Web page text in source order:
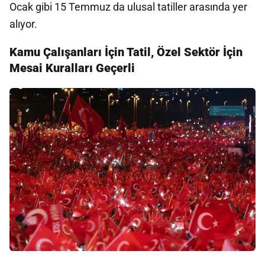
Ocak gibi 15 Temmuz da ulusal tatiller arasında yer
alıyor.
Kamu Çalışanları İçin Tatil, Özel Sektör İçin
Mesai Kuralları Geçerli